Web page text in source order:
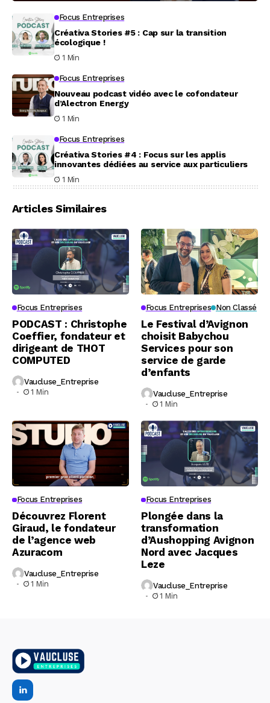
Focus Entreprises
Créativa Stories #5 : Cap sur la transition
écologique !
1 Min
Focus Entreprises
Nouveau podcast vidéo avec le cofondateur
d’Alectron Energy
1 Min
Focus Entreprises
Créativa Stories #4 : Focus sur les applis
innovantes dédiées au service aux particuliers
1 Min
Articles Similaires
Focus Entreprises
PODCAST : Christophe
Coeffier, fondateur et
dirigeant de THOT
COMPUTED
Vaucluse_Entreprise
1 Min
Focus Entreprises Non Classé
Le Festival d’Avignon
choisit Babychou
Services pour son
service de garde
d’enfants
Vaucluse_Entreprise
1 Min
Focus Entreprises
Découvrez Florent
Giraud, le fondateur
de l’agence web
Azuracom
Vaucluse_Entreprise
1 Min
Focus Entreprises
Plongée dans la
transformation
d’Aushopping Avignon
Nord avec Jacques
Leze
Vaucluse_Entreprise
1 Min